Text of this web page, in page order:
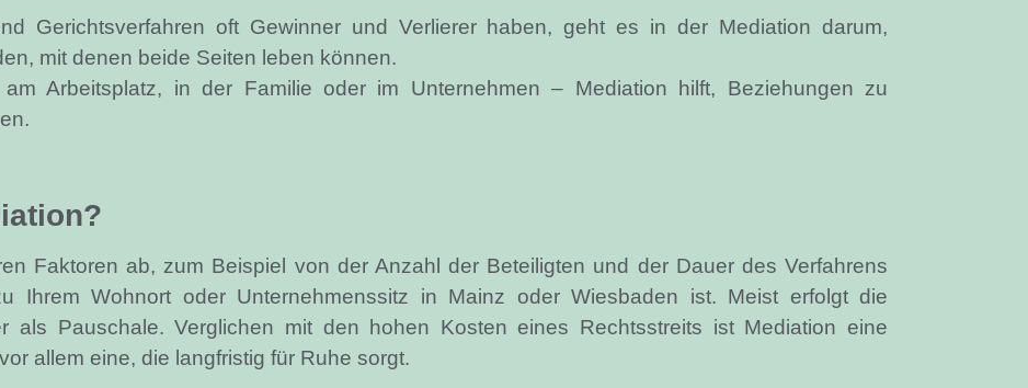
Gerichtsverfahren oft Gewinner und Verlierer haben, geht es in der Mediation darum,
mit denen beide Seiten leben können.
Arbeitsplatz, in der Familie oder im Unternehmen – Mediation hilft, Beziehungen zu
Faktoren ab, zum Beispiel von der Anzahl der Beteiligten und der Dauer des Verfahrens
Ihrem Wohnort oder Unternehmenssitz in Mainz oder Wiesbaden ist. Meist erfolgt die
als Pauschale. Verglichen mit den hohen Kosten eines Rechtsstreits ist Mediation eine
allem eine, die langfristig für Ruhe sorgt.